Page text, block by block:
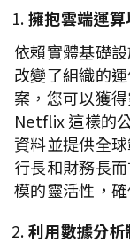
擁抱雲端運
依賴實體基礎
改變了組織的
案，您可以獲
Netflix 這樣的
資料並提供全
行長和財務長
模的靈活性，
利用數據分